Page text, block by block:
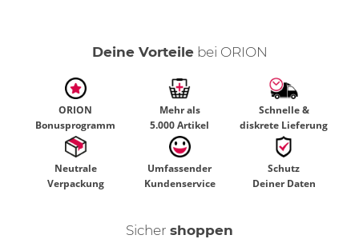
Deine Vorteilebei ORION
ORION
Bonusprogramm
Mehr als
5.000 Artikel
Schnelle &
diskrete Lieferung
Neutrale
Verpackung
Umfassender
Kundenservice
Schutz
Deiner Daten
Sicher shoppen